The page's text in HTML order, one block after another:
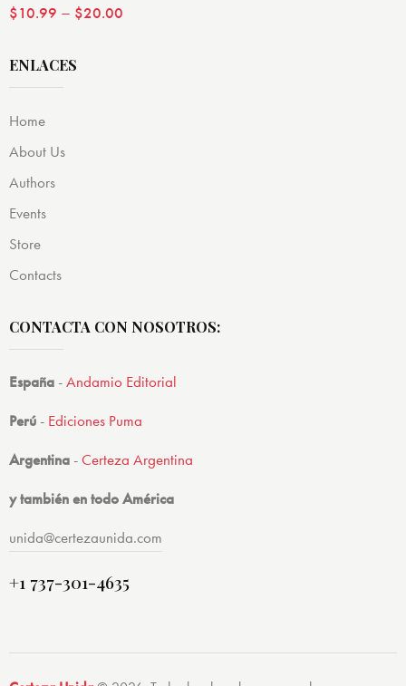
con4.00
$10.99 – $20.00
ENLACES
Home
About Us
Authors
Events
Store
Contacts
CONTACTA CON NOSOTROS:
España -Andamio Editorial
Perú - Ediciones Puma
Argentina -Certeza Argentina
y también en todo América
unida@certezaunida.com
+1 737-301-4635